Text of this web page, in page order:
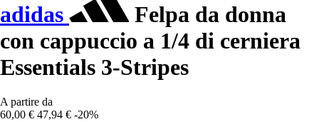
adidas
Felpa da donna
con cappuccio a 1/4 di cerniera
Essentials 3-Stripes
A partire da
60,00 € 47,94 € -20%